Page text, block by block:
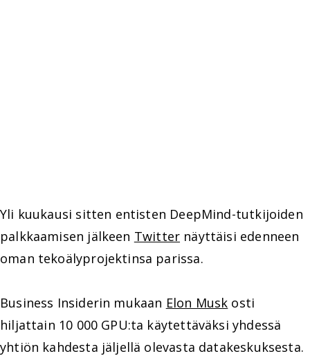
Yli kuukausi sitten entisten DeepMind-tutkijoiden
palkkaamisen jälkeen Twitter näyttäisi edenneen
oman tekoälyprojektinsa parissa.
Business Insiderin mukaan Elon Musk osti
hiljattain 10 000 GPU:ta käytettäväksi yhdessä
yhtiön kahdesta jäljellä olevasta datakeskuksesta.